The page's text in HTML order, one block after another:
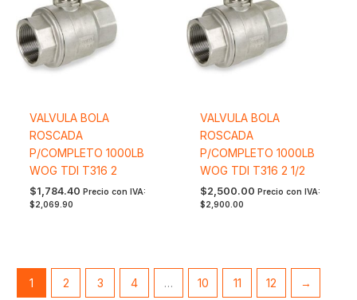
VALVULA BOLA
ROSCADA
P/COMPLETO 1000LB
WOG TDI T316 2
$1,784.40 Precio con IVA:
$2,069.90
VALVULA BOLA
ROSCADA
P/COMPLETO 1000LB
WOG TDI T316 2 1/2
$2,500.00 Precio con IVA:
$2,900.00
1 2 3 4 … 10 11 12 →